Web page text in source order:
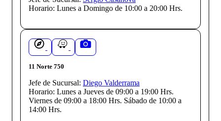
Horario: Lunes a Domingo de 10:00 a 20:00 Hrs.
11 Norte 750
Jefe de Sucursal: Diego Valderrama
Horario: Lunes a Jueves de 09:00 a 19:00 Hrs.
Viernes de 09:00 a 18:00 Hrs. Sábado de 10:00 a
14:00 Hrs.